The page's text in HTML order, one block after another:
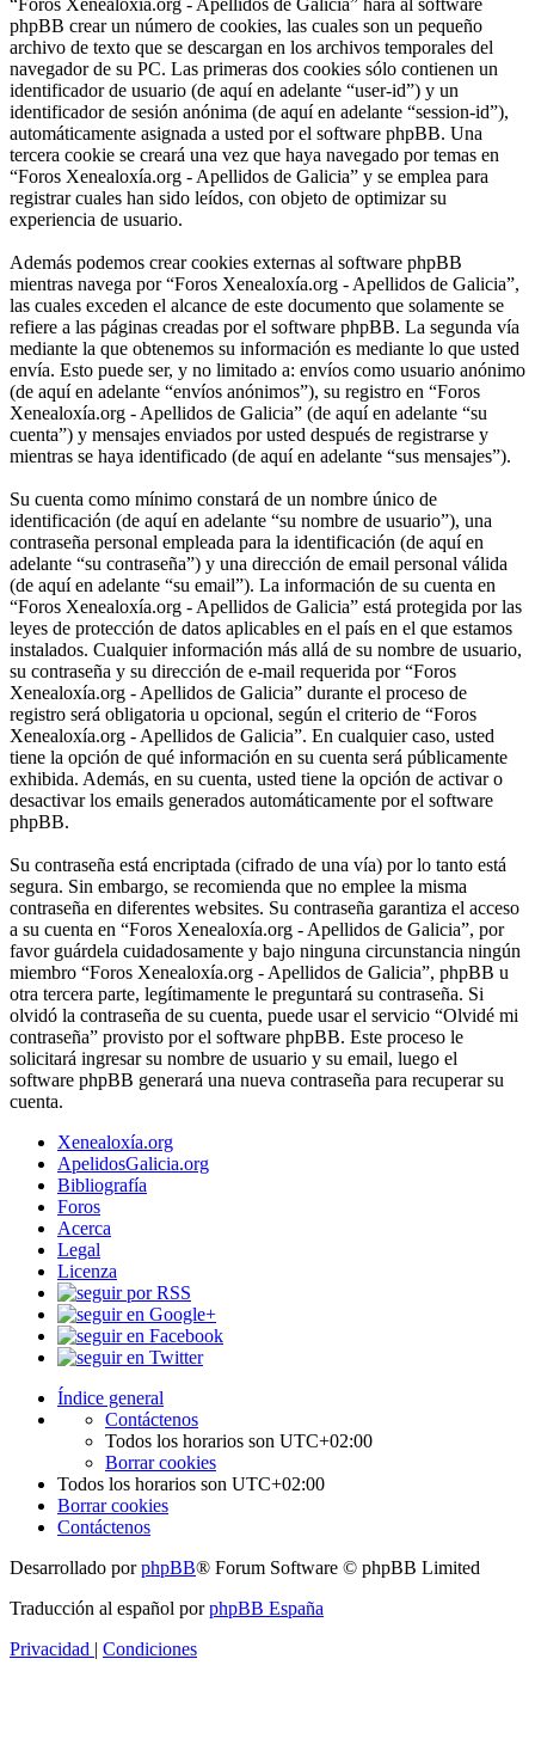
“Foros Xenealoxía.org - Apellidos de Galicia” hará al software
phpBB crear un número de cookies, las cuales son un pequeño
archivo de texto que se descargan en los archivos temporales del
navegador de su PC. Las primeras dos cookies sólo contienen un
identificador de usuario (de aquí en adelante “user-id”) y un
identificador de sesión anónima (de aquí en adelante “session-id”),
automáticamente asignada a usted por el software phpBB. Una
tercera cookie se creará una vez que haya navegado por temas en
“Foros Xenealoxía.org - Apellidos de Galicia” y se emplea para
registrar cuales han sido leídos, con objeto de optimizar su
experiencia de usuario.
Además podemos crear cookies externas al software phpBB
mientras navega por “Foros Xenealoxía.org - Apellidos de Galicia”,
las cuales exceden el alcance de este documento que solamente se
refiere a las páginas creadas por el software phpBB. La segunda vía
mediante la que obtenemos su información es mediante lo que usted
envía. Esto puede ser, y no limitado a: envíos como usuario anónimo
(de aquí en adelante “envíos anónimos”), su registro en “Foros
Xenealoxía.org - Apellidos de Galicia” (de aquí en adelante “su
cuenta”) y mensajes enviados por usted después de registrarse y
mientras se haya identificado (de aquí en adelante “sus mensajes”).
Su cuenta como mínimo constará de un nombre único de
identificación (de aquí en adelante “su nombre de usuario”), una
contraseña personal empleada para la identificación (de aquí en
adelante “su contraseña”) y una dirección de email personal válida
(de aquí en adelante “su email”). La información de su cuenta en
“Foros Xenealoxía.org - Apellidos de Galicia” está protegida por las
leyes de protección de datos aplicables en el país en el que estamos
instalados. Cualquier información más allá de su nombre de usuario,
su contraseña y su dirección de e-mail requerida por “Foros
Xenealoxía.org - Apellidos de Galicia” durante el proceso de
registro será obligatoria u opcional, según el criterio de “Foros
Xenealoxía.org - Apellidos de Galicia”. En cualquier caso, usted
tiene la opción de qué información en su cuenta será públicamente
exhibida. Además, en su cuenta, usted tiene la opción de activar o
desactivar los emails generados automáticamente por el software
phpBB.
Su contraseña está encriptada (cifrado de una vía) por lo tanto está
segura. Sin embargo, se recomienda que no emplee la misma
contraseña en diferentes websites. Su contraseña garantiza el acceso
a su cuenta en “Foros Xenealoxía.org - Apellidos de Galicia”, por
favor guárdela cuidadosamente y bajo ninguna circunstancia ningún
miembro “Foros Xenealoxía.org - Apellidos de Galicia”, phpBB u
otra tercera parte, legítimamente le preguntará su contraseña. Si
olvidó la contraseña de su cuenta, puede usar el servicio “Olvidé mi
contraseña” provisto por el software phpBB. Este proceso le
solicitará ingresar su nombre de usuario y su email, luego el
software phpBB generará una nueva contraseña para recuperar su
cuenta.
Xenealoxía.org
ApelidosGalicia.org
Bibliografía
Foros
Acerca
Legal
Licenza
Índice general
Contáctenos
Todos los horarios son UTC+02:00
Borrar cookies
Todos los horarios son UTC+02:00
Borrar cookies
Contáctenos
Desarrollado porphpBB® Forum Software © phpBB Limited
Traducción al español porphpBB España
Privacidad | Condiciones